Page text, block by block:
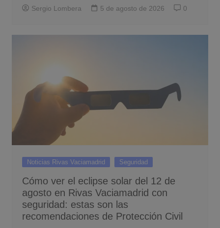
Sergio Lombera 5 de agosto de 2026 0
Noticias Rivas Vaciamadrid Seguridad
Cómo ver el eclipse solar del 12 de
agosto en Rivas Vaciamadrid con
seguridad: estas son las
recomendaciones de Protección Civil